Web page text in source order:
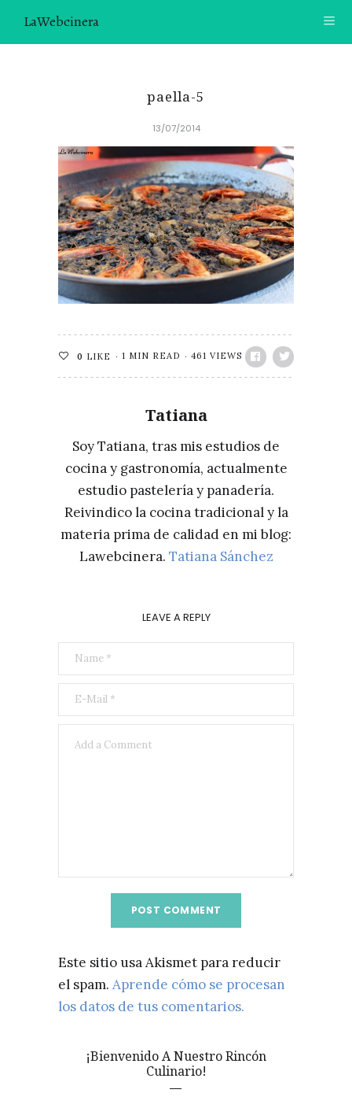
LaWebcinera
CONTACTO
SOBRE MÍ
¿TE GUSTARÍA UNIRTE A NUESTRA AVENTURA GASTRON
ÓMICA?
ÚNETE A LA NEWSLETTER
RECOMENDACIONES
paella-5
13/07/2014
0 LIKE 1 MIN READ 461 VIEWS
Tatiana
Soy Tatiana, tras mis estudios de
cocina y gastronomía, actualmente
estudio pastelería y panadería.
Reivindico la cocina tradicional y la
materia prima de calidad en mi blog:
Lawebcinera. Tatiana Sánchez
LEAVE A REPLY
Este sitio usa Akismet para reducir
el spam. Aprende cómo se procesan
los datos de tus comentarios.
¡Bienvenido A Nuestro Rincón
Culinario!